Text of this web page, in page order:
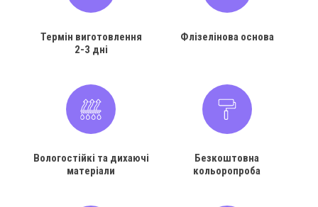
Термін виготовлення
2-3 дні
Флізелінова основа
Вологостійкі та дихаючі
матеріали
Безкоштовна
кольоропроба